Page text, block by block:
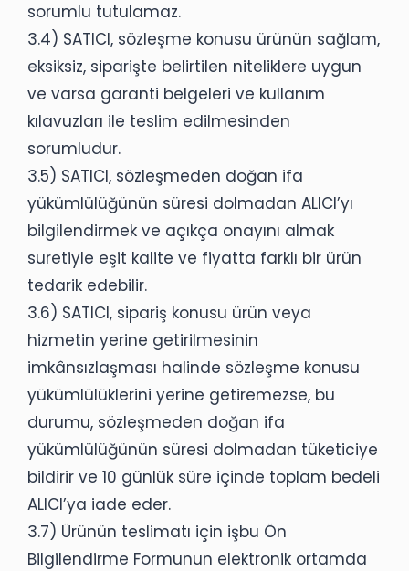
sorumlu tutulamaz.
3.4) SATICI, sözleşme konusu ürünün sağlam,
eksiksiz, siparişte belirtilen niteliklere uygun
ve varsa garanti belgeleri ve kullanım
kılavuzları ile teslim edilmesinden
sorumludur.
3.5) SATICI, sözleşmeden doğan ifa
yükümlülüğünün süresi dolmadan ALICI’yı
bilgilendirmek ve açıkça onayını almak
suretiyle eşit kalite ve fiyatta farklı bir ürün
tedarik edebilir.
3.6) SATICI, sipariş konusu ürün veya
hizmetin yerine getirilmesinin
imkânsızlaşması halinde sözleşme konusu
yükümlülüklerini yerine getiremezse, bu
durumu, sözleşmeden doğan ifa
yükümlülüğünün süresi dolmadan tüketiciye
bildirir ve 10 günlük süre içinde toplam bedeli
ALICI’ya iade eder.
3.7) Ürünün teslimatı için işbu Ön
Bilgilendirme Formunun elektronik ortamda